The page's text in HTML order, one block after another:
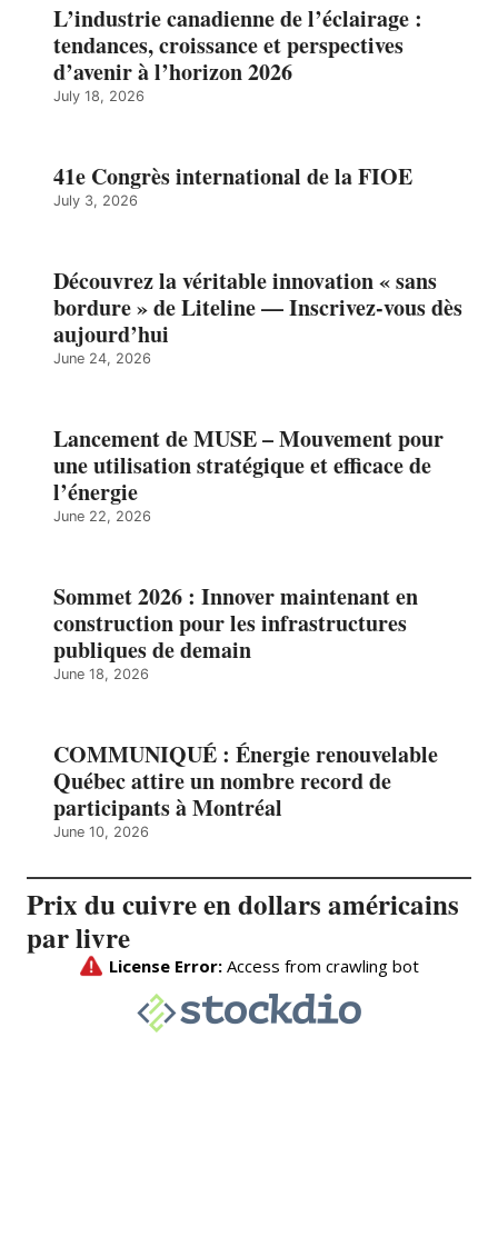
L’industrie canadienne de l’éclairage :
tendances, croissance et perspectives
d’avenir à l’horizon 2026
July 18, 2026
41e Congrès international de la FIOE
July 3, 2026
Découvrez la véritable innovation « sans
bordure » de Liteline — Inscrivez-vous dès
aujourd’hui
June 24, 2026
Lancement de MUSE – Mouvement pour
une utilisation stratégique et efficace de
l’énergie
June 22, 2026
Sommet 2026 : Innover maintenant en
construction pour les infrastructures
publiques de demain
June 18, 2026
COMMUNIQUÉ : Énergie renouvelable
Québec attire un nombre record de
participants à Montréal
June 10, 2026
Prix du cuivre en dollars américains
par livre